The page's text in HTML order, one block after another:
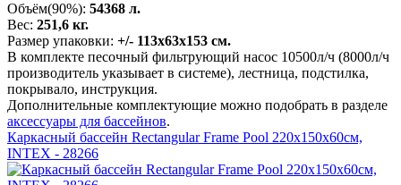
Объём(90%): 54368 л.
Вес: 251,6 кг.
Размер упаковки: +/- 113х63х153 см.
В комплекте песочный фильтрующий насос 10500л/ч (8000л/ч
производитель указывает в системе), лестница, подстилка,
покрывало, инструкция.
Дополнительные комплектующие можно подобрать в разделе
аксессуары для бассейнов.
Каркасный бассейн Rectangular Frame Pool 220х150х60см,
INTEX - 28266